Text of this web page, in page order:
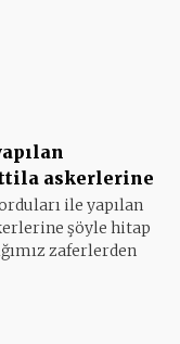
askerlerine
ile yapılan
şöyle hitap
zaferlerden